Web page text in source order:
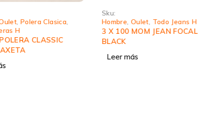
, Polera Clasica
H
CLASSIC
Sku:
Hombre ,Oulet Todo Jeans H
3 X 100 MOM JEAN FOCAL
BLACK
Leer más